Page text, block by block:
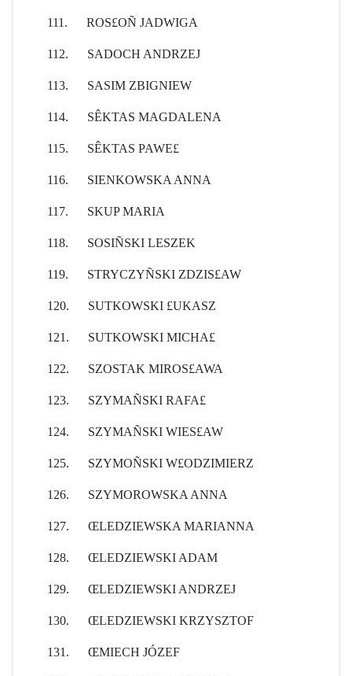
111. ROS£OÑ JADWIGA
112. SADOCH ANDRZEJ
113. SASIM ZBIGNIEW
114. SÊKTAS MAGDALENA
115. SÊKTAS PAWE£
116. SIENKOWSKA ANNA
117. SKUP MARIA
118. SOSIÑSKI LESZEK
119. STRYCZYÑSKI ZDZIS£AW
120. SUTKOWSKI £UKASZ
121. SUTKOWSKI MICHA£
122. SZOSTAK MIROS£AWA
123. SZYMAÑSKI RAFA£
124. SZYMAÑSKI WIES£AW
125. SZYMOÑSKI W£ODZIMIERZ
126. SZYMOROWSKA ANNA
127. ŒLEDZIEWSKA MARIANNA
128. ŒLEDZIEWSKI ADAM
129. ŒLEDZIEWSKI ANDRZEJ
130. ŒLEDZIEWSKI KRZYSZTOF
131. ŒMIECH JÓZEF